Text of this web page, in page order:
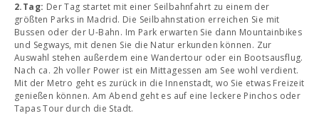
2.Tag: Der Tag startet mit einer Seilbahnfahrt zu einem der
größten Parks in Madrid. Die Seilbahnstation erreichen Sie mit
Bussen oder der U-Bahn. Im Park erwarten Sie dann Mountainbikes
und Segways, mit denen Sie die Natur erkunden können. Zur
Auswahl stehen außerdem eine Wandertour oder ein Bootsausflug.
Nach ca. 2h voller Power ist ein Mittagessen am See wohl verdient.
Mit der Metro geht es zurück in die Innenstadt, wo Sie etwas Freizeit
genießen können. Am Abend geht es auf eine leckere Pinchos oder
Tapas Tour durch die Stadt.